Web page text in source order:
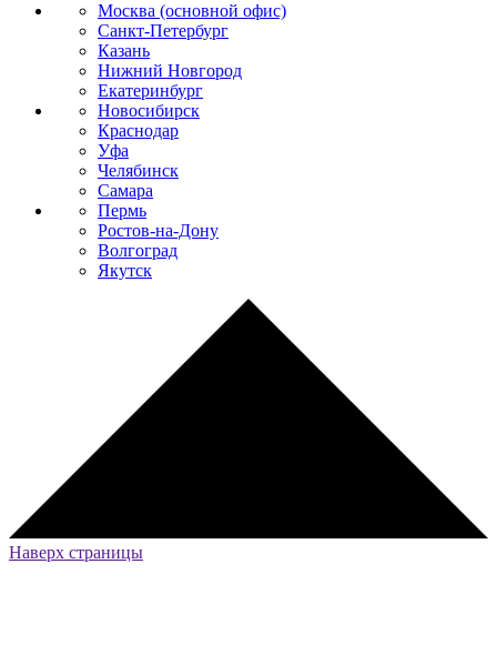
Москва (основной офис)
Санкт-Петербург
Казань
Нижний Новгород
Екатеринбург
Новосибирск
Краснодар
Уфа
Челябинск
Самара
Пермь
Ростов-на-Дону
Волгоград
Якутск
Наверх страницы